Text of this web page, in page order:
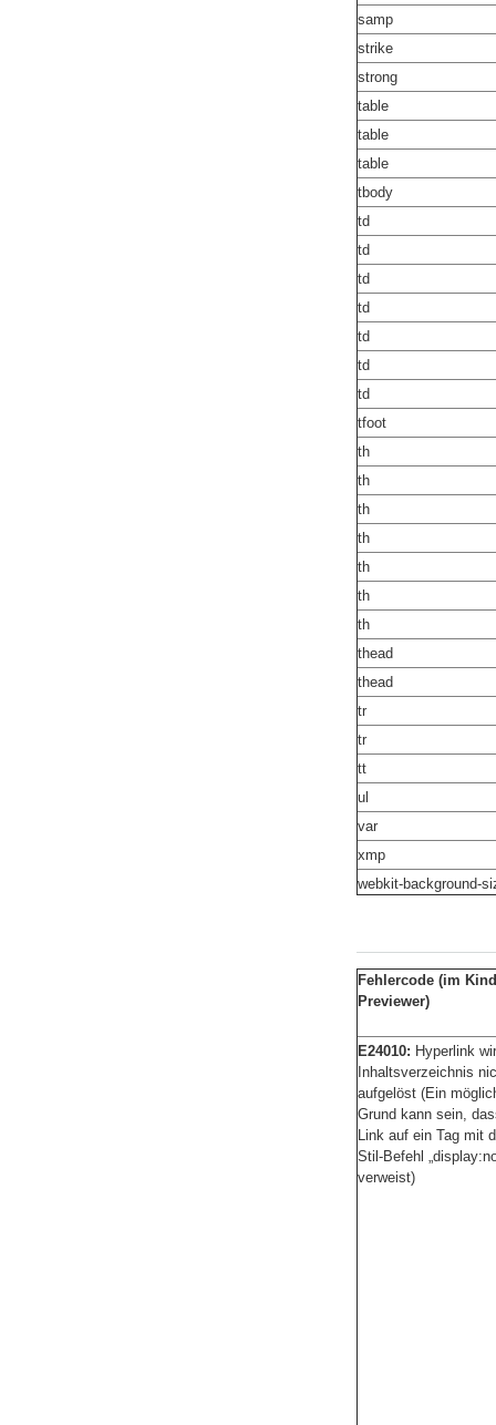
samp
strike
strong
table
table
table
tbody
td
td
td
td
td
td
td
tfoot
th
th
th
th
th
th
th
thead
thead
tr
tr
tt
ul
var
xmp
webkit-background-
Fehlercode (im
Previewer)
E24010: Hyperlink
Inhaltsverzeichnis
aufgelöst (Ein
Grund kann sein,
Link auf ein Tag mit
Stil-Befehl
verweist)